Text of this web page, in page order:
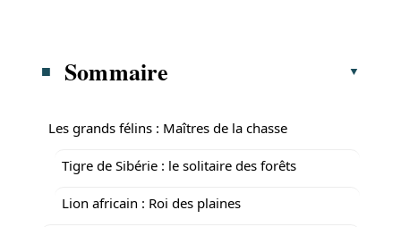
Sommaire
Les grands félins : Maîtres de la chasse
Tigre de Sibérie : le solitaire des forêts
Lion africain : Roi des plaines